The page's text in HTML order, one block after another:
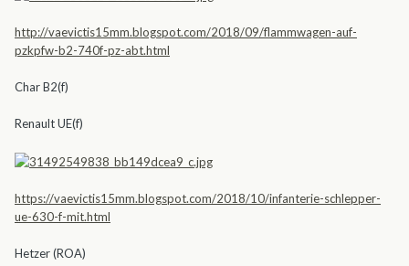
http://vaevictis15mm.blogspot.com/2018/09/flammwagen-auf-
pzkpfw-b2-740f-pz-abt.html
Char B2(f)
Renault UE(f)
https://vaevictis15mm.blogspot.com/2018/10/infanterie-schlepper-
ue-630-f-mit.html
Hetzer (ROA)